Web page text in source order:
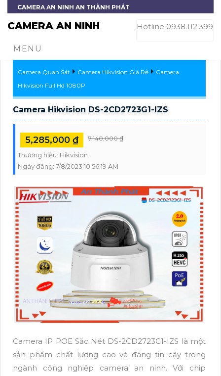
CAMERA AN NINH AN THÀNH PHÁT
CAMERA AN NINH Hotline 0938.112.399
MENU
Camera Quan Sát Camera Hikvision Giá Rẻ
Camera
Hikvision Full Hd 1080P
Camera Hikvision DS-2CD2723G1-IZS
5,285,000 ₫ 7,140,000 ₫
Thương hiệu: Hikvision
Ngày đăng: 7/8/2023 10:56:19 AM
Camera IP POE Sắc Nét DS-2CD2723G1-IZS là một
sản phẩm chất lượng cao và đáng tin cậy trong
ngành công nghiệp camera an ninh. Với chip